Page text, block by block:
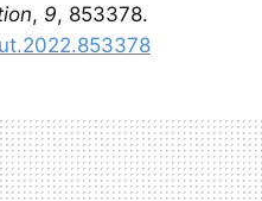
, 9, 853378.